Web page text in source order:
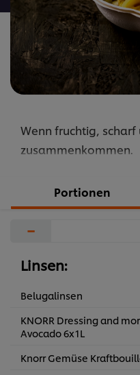
Wenn fruchtig, scharf
zusammenkommen.
Portionen
−
Linsen:
Belugalinsen
KNORR Dressing and
Avocado 6x1L
Knorr Gemüse